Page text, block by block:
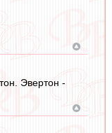
Эвертон -